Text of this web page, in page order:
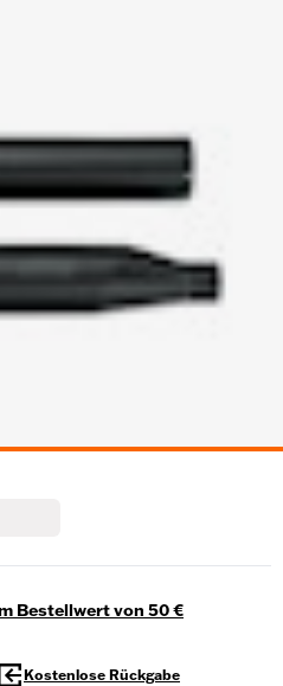
Bestellwert von 50 €
Kostenlose Rückgabe